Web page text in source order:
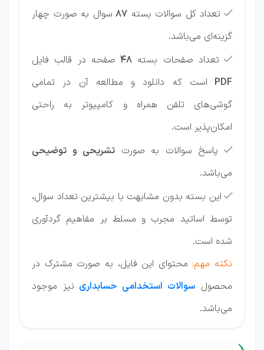
 تعداد کل سوالات بسته 87 سوال به صورت چهار
گزینه‌ای می‌باشد.
 تعداد صفحات بسته 48 صفحه در قالب فایل
PDF است که دانلود و مطالعه آن در تمامی
گوشی‌های تلفن همراه و کامپیوتر به راحتی
امکان‌پذیر است.
 پاسخ سوالات به صورت تشریحی و توضیحی
می‌باشد.
 این بسته بدون مشابهت با بیشترین تعداد سوال،
توسط اساتید مجرب و مسلط بر مفاهیم گردآوری
شده است.
نکته مهم: محتوای این فایل، به صورت مشترک در
محصول سوالات استخدامی حسابداری نیز موجود
می‌باشد.